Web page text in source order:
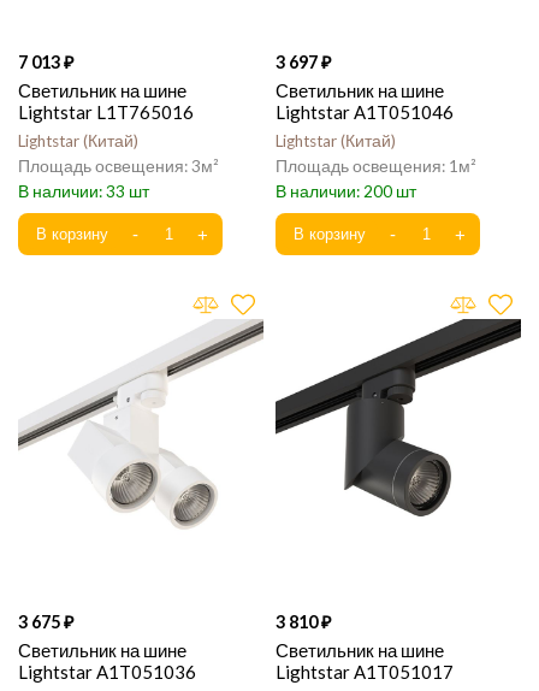
7 013
Светильник на шине
Lightstar L1T765016
Lightstar Китай
3
33
3 697
Светильник на шине
Lightstar A1T051046
Lightstar Китай
1
200
3 675
Светильник на шине
Lightstar A1T051036
3 810
Светильник на шине
Lightstar A1T051017